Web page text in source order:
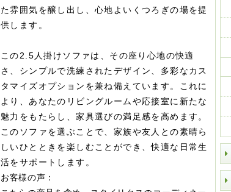
た雰囲気を醸し出し、心地よいくつろぎの場を提
供します。
この2.5人掛けソファは、その座り心地の快適
さ、シンプルで洗練されたデザイン、多彩なカス
タマイズオプションを兼ね備えています。これに
より、あなたのリビングルームや応接室に新たな
魅力をもたらし、家具選びの満足感を高めます。
このソファを選ぶことで、家族や友人との素晴ら
しいひとときを楽しむことができ、快適な日常生
活をサポートします。
お客様の声：